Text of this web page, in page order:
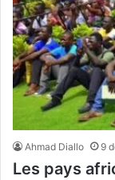
Ahmad Diallo 9
Les pays